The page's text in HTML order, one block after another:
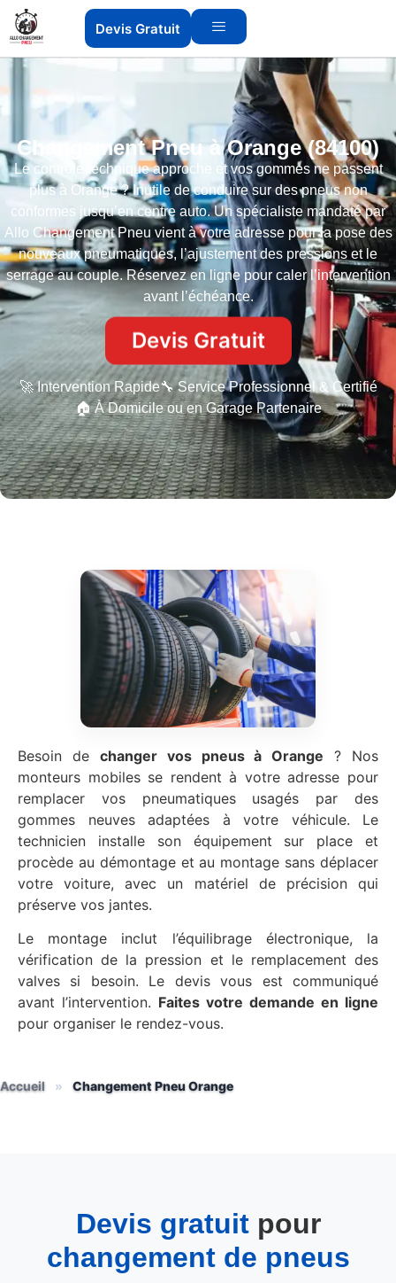
Devis Gratuit
Changement Pneu à Orange (84100)
Le contrôle technique approche et vos gommes ne passent
plus à Orange ? Inutile de conduire sur des pneus non
conformes jusqu’en centre auto. Un spécialiste mandaté par
Allo Changement Pneu vient à votre adresse pour la pose des
nouveaux pneumatiques, l’ajustement des pressions et le
serrage au couple. Réservez en ligne pour caler l’intervention
avant l’échéance.
Devis Gratuit
🚀 Intervention Rapide🔧 Service Professionnel & Certifié
🏠 À Domicile ou en Garage Partenaire
Besoin de changer vos pneus à Orange ? Nos
monteurs mobiles se rendent à votre adresse pour
remplacer vos pneumatiques usagés par des
gommes neuves adaptées à votre véhicule. Le
technicien installe son équipement sur place et
procède au démontage et au montage sans déplacer
votre voiture, avec un matériel de précision qui
préserve vos jantes.
Le montage inclut l’équilibrage électronique, la
vérification de la pression et le remplacement des
valves si besoin. Le devis vous est communiqué
avant l’intervention. Faites votre demande en ligne
pour organiser le rendez-vous.
Accueil » Changement Pneu Orange
Devis gratuitpour
changement de pneus